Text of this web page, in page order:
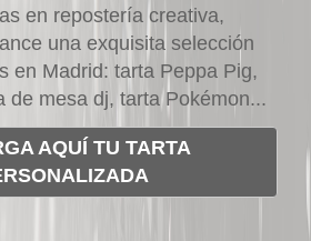
en repostería creativa,
una exquisita selección
en Madrid: tarta Peppa Pig,
de mesa dj, tarta Pokémon...
AQUÍ TU TARTA